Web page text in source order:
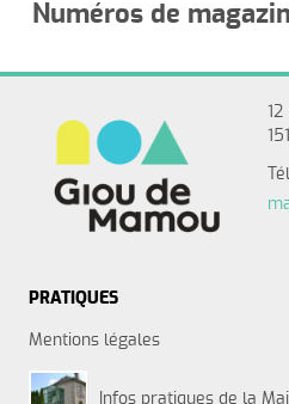
Numéros de
PRATIQUES
Mentions légales
Infos pratiques de la